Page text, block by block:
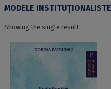
MODELE INSTITUȚIONALISTE
Showing the single result